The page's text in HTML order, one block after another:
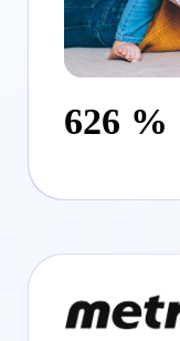
626 %